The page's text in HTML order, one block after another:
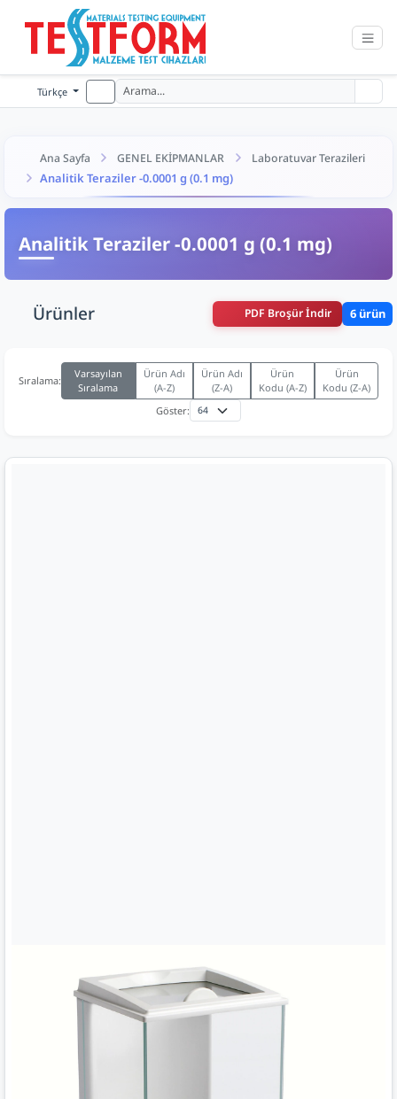
Türkçe
Ana Sayfa GENEL EKİPMANLAR Laboratuvar Terazileri
Analitik Teraziler -0.0001 g (0.1 mg)
Analitik Teraziler -0.0001 g (0.1 mg)
Ürünler PDF Broşür İndir 6 ürün
Sıralama:
Varsayılan
Sıralama
Ürün Adı
(A-Z)
Ürün Adı
(Z-A)
Ürün
Kodu (A-Z)
Ürün
Kodu (Z-A)
Göster: